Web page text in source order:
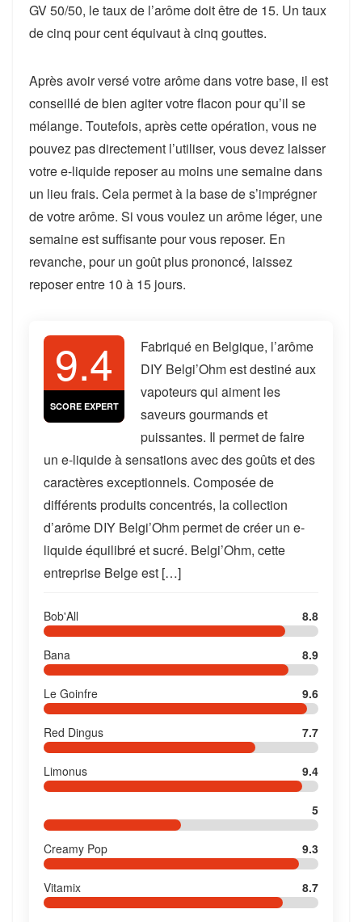
GV 50/50, le taux de l’arôme doit être de 15. Un taux
de cinq pour cent équivaut à cinq gouttes.
Après avoir versé votre arôme dans votre base, il est
conseillé de bien agiter votre flacon pour qu’il se
mélange. Toutefois, après cette opération, vous ne
pouvez pas directement l’utiliser, vous devez laisser
votre e-liquide reposer au moins une semaine dans
un lieu frais. Cela permet à la base de s’imprégner
de votre arôme. Si vous voulez un arôme léger, une
semaine est suffisante pour vous reposer. En
revanche, pour un goût plus prononcé, laissez
reposer entre 10 à 15 jours.
9.4
SCORE EXPERT
Fabriqué en Belgique, l’arôme
DIY Belgi’Ohm est destiné aux
vapoteurs qui aiment les
saveurs gourmands et
puissantes. Il permet de faire
un e-liquide à sensations avec des goûts et des
caractères exceptionnels. Composée de
différents produits concentrés, la collection
d’arôme DIY Belgi’Ohm permet de créer un e-
liquide équilibré et sucré. Belgi’Ohm, cette
entreprise Belge est […]
Bob'All 8.8
Bana 8.9
Le Goinfre 9.6
Red Dingus 7.7
Limonus 9.4
5
Creamy Pop 9.3
Vitamix 8.7